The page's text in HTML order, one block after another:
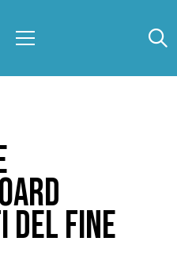
DEL FINE